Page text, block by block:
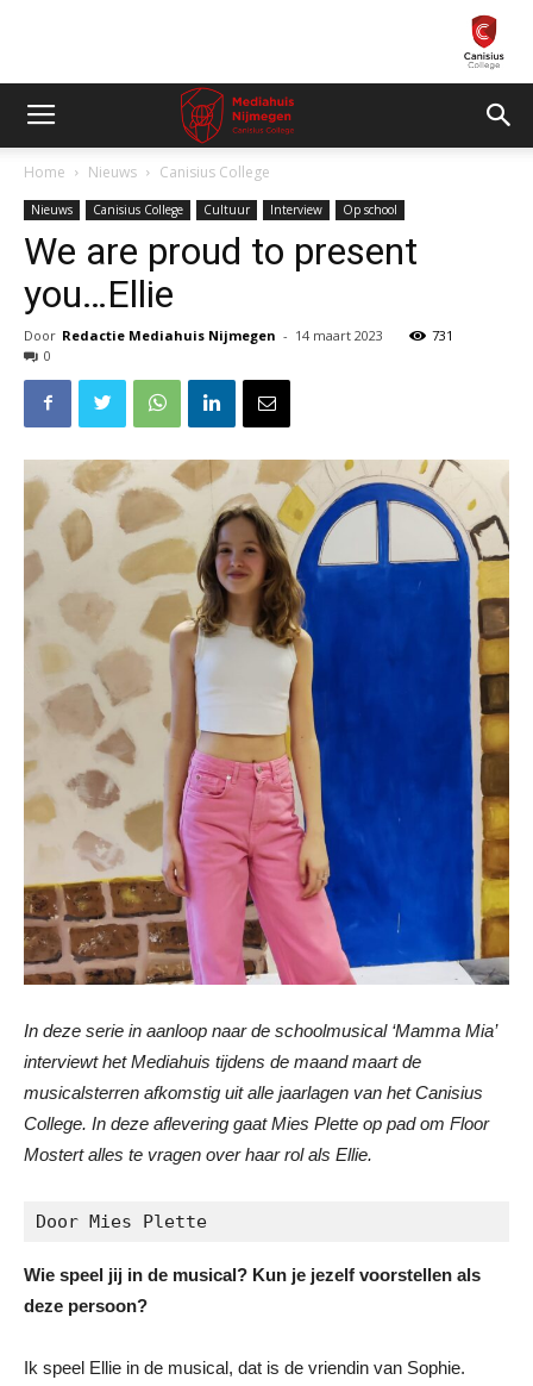
Home Nieuws Canisius College
Nieuws Canisius College Cultuur Interview Op school
We are proud to present
you…Ellie
Door Redactie Mediahuis Nijmegen - 14 maart 2023
731
0
In deze serie in aanloop naar de schoolmusical ‘Mamma Mia’
interviewt het Mediahuis tijdens de maand maart de
musicalsterren afkomstig uit alle jaarlagen van het Canisius
College. In deze aflevering gaat Mies Plette op pad om Floor
Mostert alles te vragen over haar rol als Ellie.
Door Mies Plette
Wie speel jij in de musical? Kun je jezelf voorstellen als
deze persoon?
Ik speel Ellie in de musical, dat is de vriendin van Sophie.